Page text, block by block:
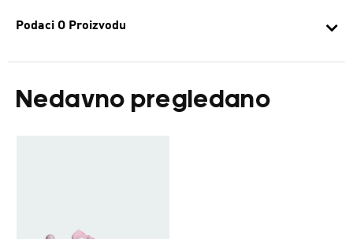
Podaci O Proizvodu
Nedavno pregledano